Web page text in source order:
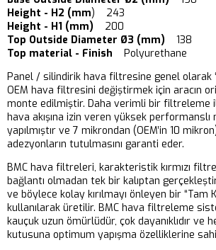
Height - H2 (mm) 243
Height - H1 (mm) 200
Top Outside Diameter Ø3 (mm) 138
Top material - Finish Polyurethane
Panel / silindirik hava filtresine genel olarak
OEM hava filtresini değiştirmek için aracın
monte edilmiştir. Daha verimli bir filtreleme
hava akışına izin veren yüksek
yapılmıştır ve 7 mikrondan (OEM’in 10
adezyonların tutulmasını garanti eder.
BMC hava filtreleri, karakteristik kırmızı
bağlantı olmadan tek bir kalıptan
ve böylece kolay kırılmayı önleyen bir “Tam
kullanılarak üretilir. BMC hava filtreleme
kauçuk uzun ömürlüdür, çok dayanıklıdır ve
kutusuna optimum yapışma özelliklerine